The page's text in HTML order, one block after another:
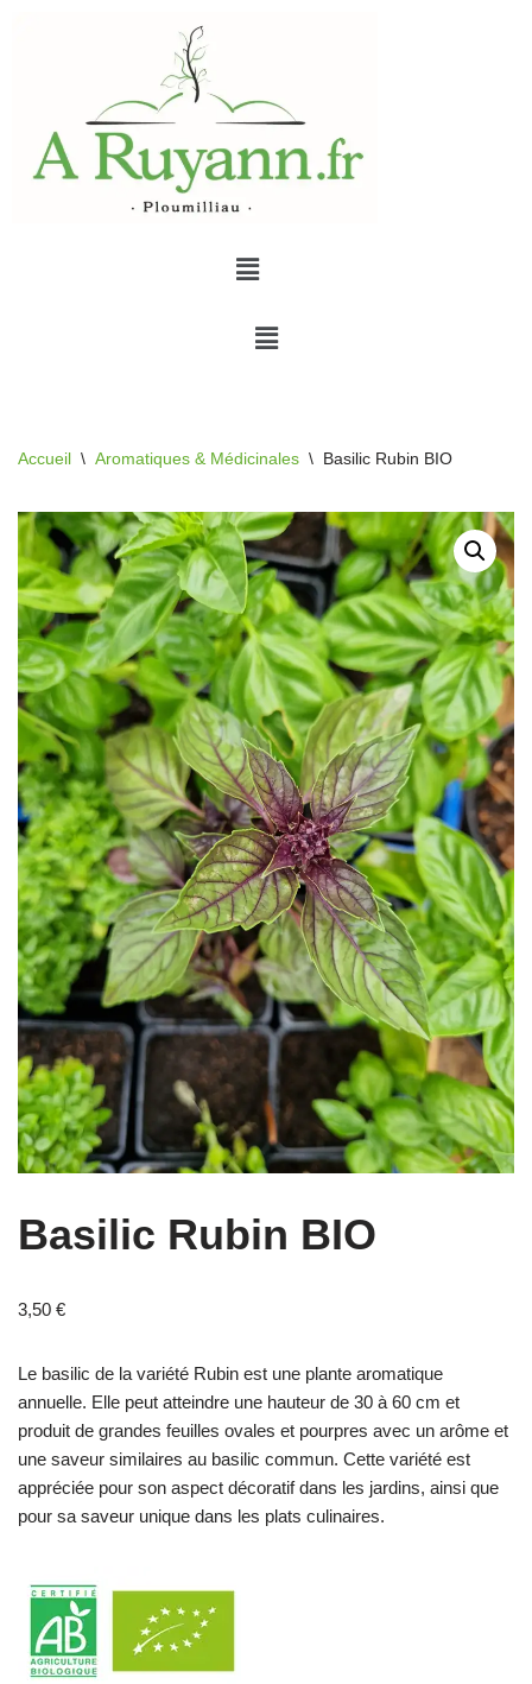
Accueil \ Aromatiques & Médicinales \ Basilic Rubin BIO
Basilic Rubin BIO
3,50 €
Le basilic de la variété Rubin est une plante aromatique
annuelle. Elle peut atteindre une hauteur de 30 à 60 cm et
produit de grandes feuilles ovales et pourpres avec un arôme et
une saveur similaires au basilic commun. Cette variété est
appréciée pour son aspect décoratif dans les jardins, ainsi que
pour sa saveur unique dans les plats culinaires.